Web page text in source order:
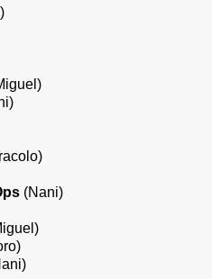
(Nani)